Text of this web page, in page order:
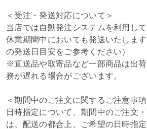
＜受注・発送対応について＞
当店では自動発注システムを利用し
休業期間中においても発送いたしま
の発送日目安をご参考ください）
※直送品や取寄品など一部商品は出
務が遅れる場合がございます。
＜期間中のご注文に関するご注意事項
日時指定について、期間中のご注文
は、配送の都合上、ご希望の日時指